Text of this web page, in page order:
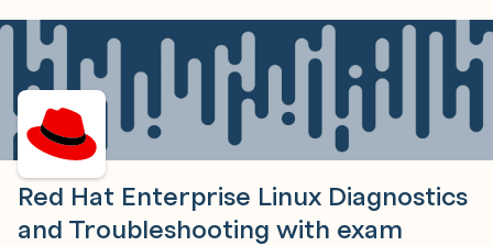
Red Hat Enterprise Linux Diagnostics
and Troubleshooting with exam